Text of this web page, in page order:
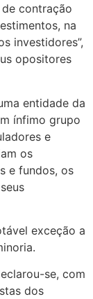
contração
na
investidores”,
opositores
entidade da
ínfimo grupo
e
os
e fundos, os
exceção a
se, com
dos